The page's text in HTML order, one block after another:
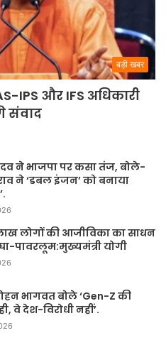
बड़ी खबर
IPS और IFS अधिकारी
संवाद
ने भाजपा पर कसा तंज, बोले-
ने ‘डबल इंजन’ को बनाया
लोगों की आजीविका का साधन
पावरलूम:मुख्यमंत्री योगी
भागवत बोले ‘Gen-Z की
वे देश-विरोधी नहीं’.